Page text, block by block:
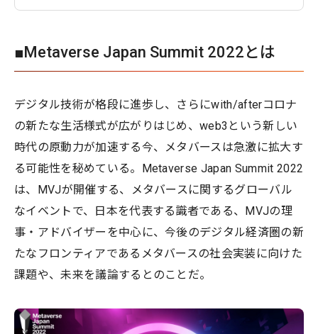
■Metaverse Japan Summit 2022とは
デジタル技術が格段に進歩し、さらにwith/afterコロナ
の新たな生活様式が広がりはじめ、web3という新しい
時代の原動力が加速する今、メタバースは急激に拡大す
る可能性を秘めている。Metaverse Japan Summit 2022
は、MVJが開催する、メタバースに関するグローバル
なイベントで、日本を代表する識者である、MVJの理
事・アドバイザーを中心に、今後のデジタル経済圏の新
たなフロンティアであるメタバースの社会実装に向けた
課題や、未来を議論するとのことだ。